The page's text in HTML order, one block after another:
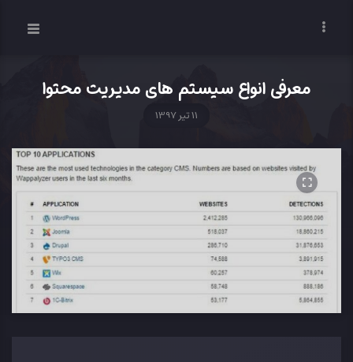
معرفی انواع سیستم های مدیریت محتوا
11 تیر 1397